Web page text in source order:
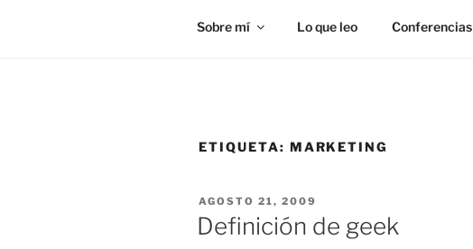
Sobre mí Lo que leo Conferencias
ETIQUETA: MARKETING
PUBLICADO
EL
AGOSTO 21, 2009
Definición de geek